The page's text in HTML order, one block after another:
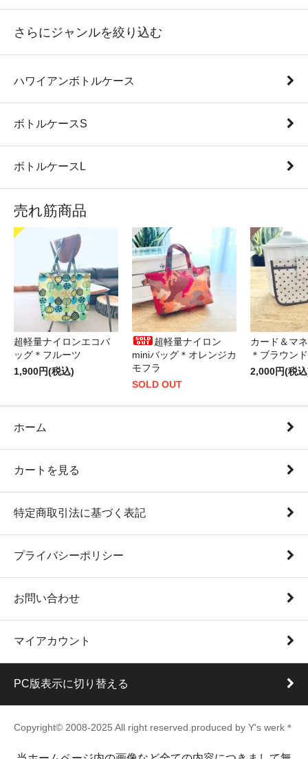
さらにジャンルを絞り込む
ハワイアンボトルケース
ボトルケースS
ボトルケースL
売れ筋商品
超軽量ナイロンエコバ
ッグ＊フルーツ
1,900円(税込)
超軽量ナイロン
miniバッグ＊オレンジカ
モフラ
SOLD OUT
カード＆マ
＊ブラウン
2,000円(税
ホーム
カートを見る
特定商取引法に基づく表記
プライバシーポリシー
お問い合わせ
マイアカウント
PC版表示に切り替える
Copyright© 2008-2025 All right reserved.produced by Y's werk＊